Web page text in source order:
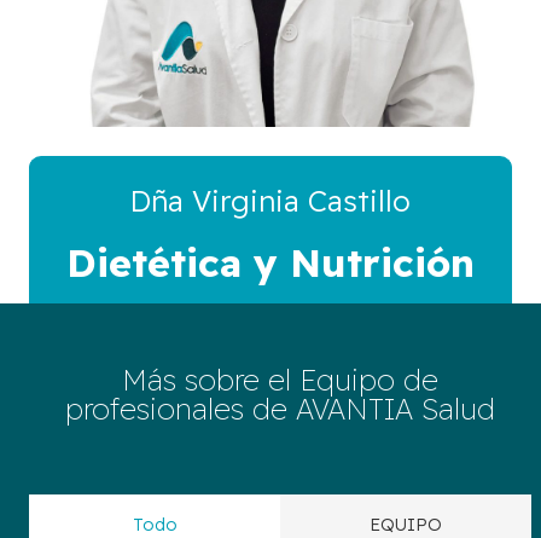
Dña Virginia Castillo
Dietética y Nutrición
Más sobre el Equipo de
profesionales de AVANTIA Salud
Todo EQUIPO